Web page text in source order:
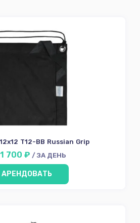
Т12-BB Russian Grip
700 ₽ / ЗА ДЕНЬ
АРЕНДОВАТЬ